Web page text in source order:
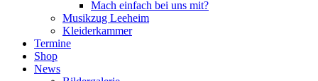
Mach einfach bei uns mit?
Musikzug Leeheim
Kleiderkammer
Termine
Shop
News